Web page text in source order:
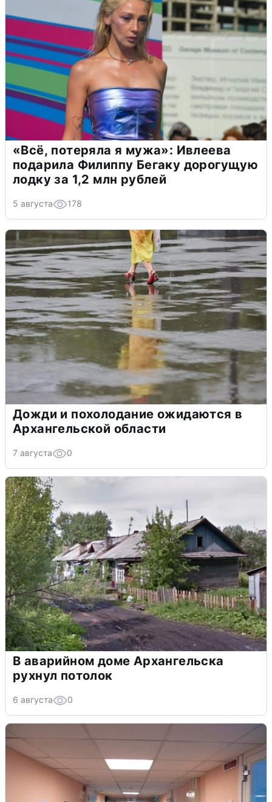
«Всё, потеряла я мужа»: Ивлеева
подарила Филиппу Бегаку дорогущую
лодку за 1,2 млн рублей
5 августа 178
Дожди и похолодание ожидаются в
Архангельской области
7 августа 0
В аварийном доме Архангельска
рухнул потолок
6 августа 0